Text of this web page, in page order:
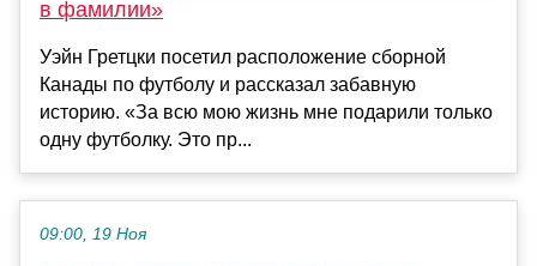
в фамилии»
Уэйн Гретцки посетил расположение сборной
Канады по футболу и рассказал забавную
историю. «За всю мою жизнь мне подарили только
одну футболку. Это пр...
09:00, 19 Ноя